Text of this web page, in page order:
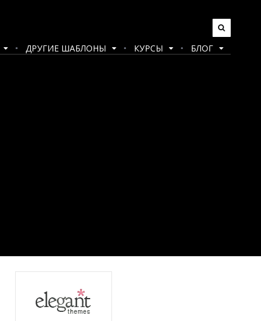
ДРУГИЕ ШАБЛОНЫ КУРСЫ БЛОГ